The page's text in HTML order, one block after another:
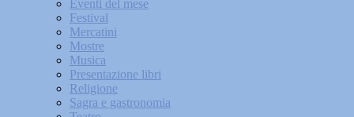
Eventi del mese
Festival
Mercatini
Mostre
Musica
Presentazione libri
Religione
Sagra e gastronomia